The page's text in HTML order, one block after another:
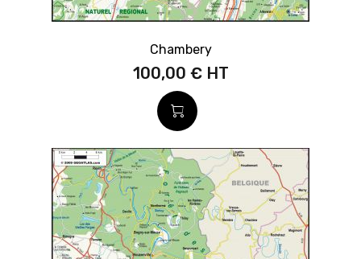
Chambery
100,00 €